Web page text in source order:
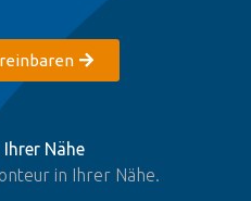
Nähe
in Ihrer Nähe.